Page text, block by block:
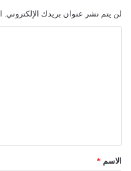
لن يتم نشر عنوان بريدك الإلكتروني.
ق
*الاسم *